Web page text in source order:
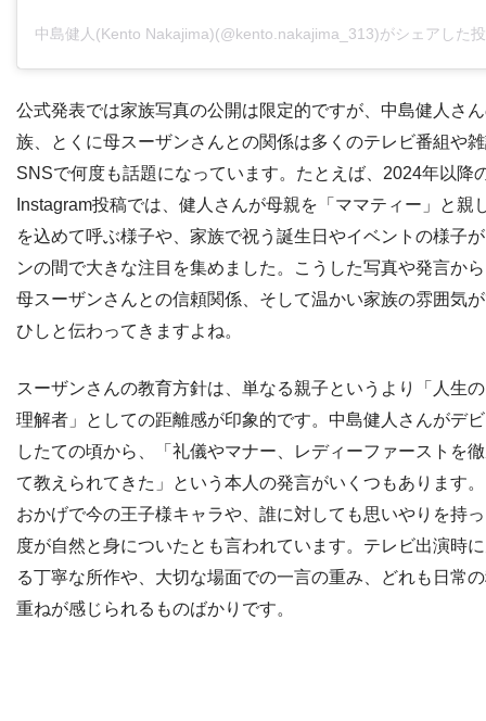
中島健人(Kento Nakajima)(@kento.nakajima_313)がシェアした
公式発表では家族写真の公開は限定的ですが、中島健人さ
族、とくに母スーザンさんとの関係は多くのテレビ番組や
SNSで何度も話題になっています。たとえば、2024年以降
Instagram投稿では、健人さんが母親を「ママティー」と親
を込めて呼ぶ様子や、家族で祝う誕生日やイベントの様子
ンの間で大きな注目を集めました。こうした写真や発言か
母スーザンさんとの信頼関係、そして温かい家族の雰囲気
ひしと伝わってきますよね。
スーザンさんの教育方針は、単なる親子というより「人生
理解者」としての距離感が印象的です。中島健人さんがデ
したての頃から、「礼儀やマナー、レディーファーストを
て教えられてきた」という本人の発言がいくつもあります
おかげで今の王子様キャラや、誰に対しても思いやりを持
度が自然と身についたとも言われています。テレビ出演時
る丁寧な所作や、大切な場面での一言の重み、どれも日常
重ねが感じられるものばかりです。